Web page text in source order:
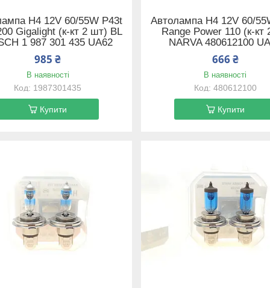
H4 12V 60/55W P43t
Gigalight (к-кт 2 шт) BL
1 987 301 435 UA62
985 ₴
В наявності
1987301435
Купити
Автолампа H4 12V 60/
Range Power 110 (к-кт
NARVA 480612100
666 ₴
В наявності
480612100
Купити